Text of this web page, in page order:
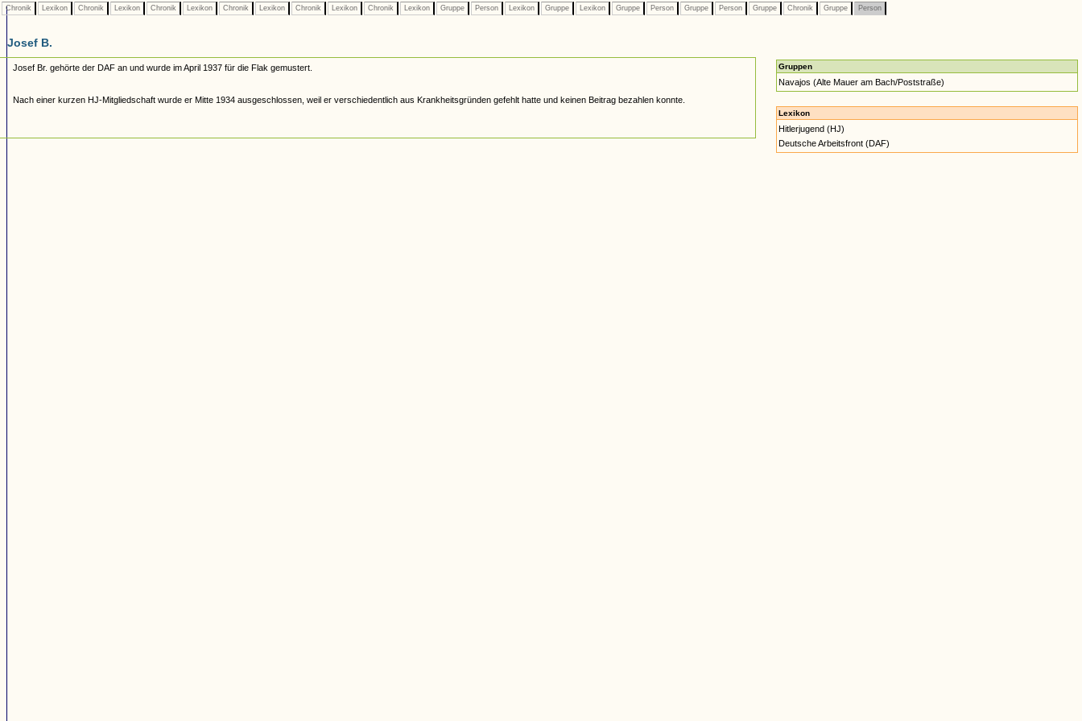
Chronik Lexikon Chronik Lexikon Chronik Lexikon Chronik Lexikon Chronik Lexikon Chronik Lexikon Gruppe Person Lexikon Gruppe Lexikon Gruppe Person Gruppe Person Gruppe Chronik Gruppe Person
Josef B.
Josef Br. gehörte der DAF an und wurde im April 1937 für die Flak gemustert.
Nach einer kurzen HJ-Mitgliedschaft wurde er Mitte 1934 ausgeschlossen, weil er verschiedentlich aus Krankheitsgründen gefehlt hatte und keinen Beitrag bezahlen konnte.
Gruppen
Navajos (Alte Mauer am Bach/Poststraße)
Lexikon
Hitlerjugend (HJ)
Deutsche Arbeitsfront (DAF)